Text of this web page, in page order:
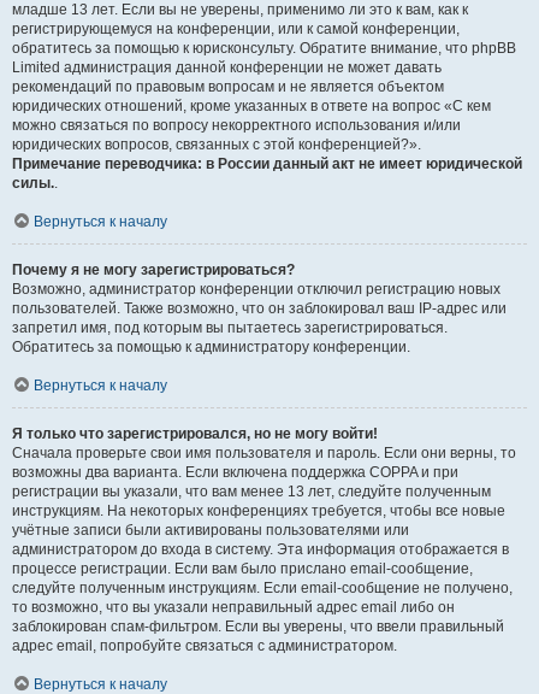
младше 13 лет. Если вы не уверены, применимо ли это к вам, как к
регистрирующемуся на конференции, или к самой конференции,
обратитесь за помощью к юрисконсульту. Обратите внимание, что phpBB
Limited администрация данной конференции не может давать
рекомендаций по правовым вопросам и не является объектом
юридических отношений, кроме указанных в ответе на вопрос «С кем
можно связаться по вопросу некорректного использования и/или
юридических вопросов, связанных с этой конференцией?».
Примечание переводчика: в России данный акт не имеет юридической
силы..
Вернуться к началу
Почему я не могу зарегистрироваться?
Возможно, администратор конференции отключил регистрацию новых
пользователей. Также возможно, что он заблокировал ваш IP-адрес или
запретил имя, под которым вы пытаетесь зарегистрироваться.
Обратитесь за помощью к администратору конференции.
Вернуться к началу
Я только что зарегистрировался, но не могу войти!
Сначала проверьте свои имя пользователя и пароль. Если они верны, то
возможны два варианта. Если включена поддержка COPPA и при
регистрации вы указали, что вам менее 13 лет, следуйте полученным
инструкциям. На некоторых конференциях требуется, чтобы все новые
учётные записи были активированы пользователями или
администратором до входа в систему. Эта информация отображается в
процессе регистрации. Если вам было прислано email-сообщение,
следуйте полученным инструкциям. Если email-сообщение не получено,
то возможно, что вы указали неправильный адрес email либо он
заблокирован спам-фильтром. Если вы уверены, что ввели правильный
адрес email, попробуйте связаться с администратором.
Вернуться к началу